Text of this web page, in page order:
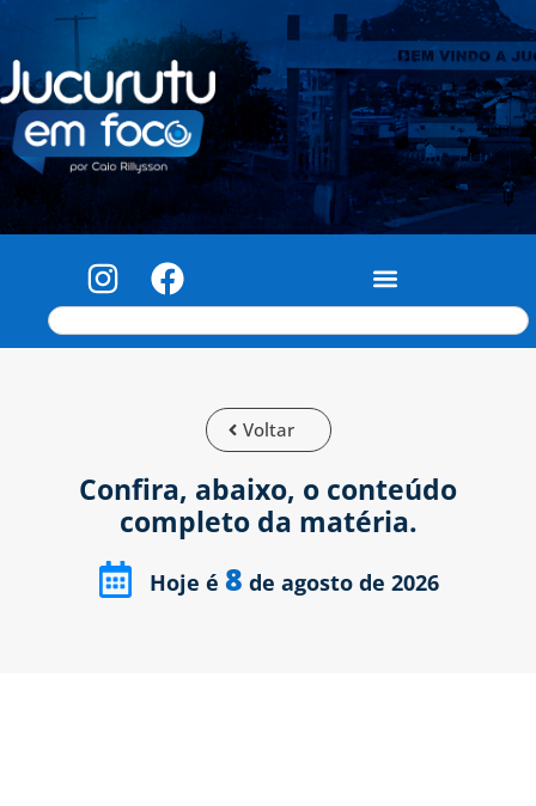
Voltar
Confira, abaixo, o conteúdo
completo da matéria.
Hoje é 8 de agosto de 2026